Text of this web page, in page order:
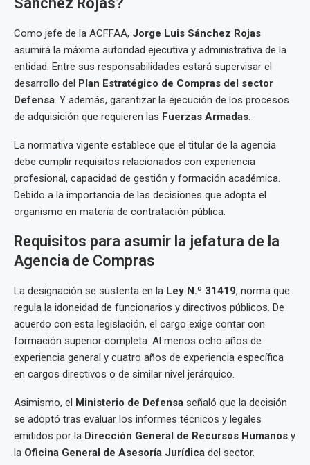
Como jefe de la ACFFAA, Jorge Luis Sánchez Rojas
asumirá la máxima autoridad ejecutiva y administrativa de la
entidad. Entre sus responsabilidades estará supervisar el
desarrollo del
Plan Estratégico de Compras del sector
Defensa. Y además, garantizar la ejecución de los procesos
de adquisición que requieren las Fuerzas Armadas.
La normativa vigente establece que el titular de la agencia
debe cumplir requisitos relacionados con experiencia
profesional, capacidad de gestión y formación académica.
Debido a la importancia de las decisiones que adopta el
organismo en materia de contratación pública.
Requisitos para asumir la jefatura de la
Agencia de Compras
La designación se sustenta en la Ley N.º 31419, norma que
regula la idoneidad de funcionarios y directivos públicos. De
acuerdo con esta legislación, el cargo exige contar con
formación superior completa. Al menos ocho años de
experiencia general y cuatro años de experiencia específica
en cargos directivos o de similar nivel jerárquico.
Asimismo, el Ministerio de Defensa señaló que la decisión
se adoptó tras evaluar los informes técnicos y legales
emitidos por la Dirección General de Recursos Humanos y
la Oficina General de Asesoría Jurídica del sector.